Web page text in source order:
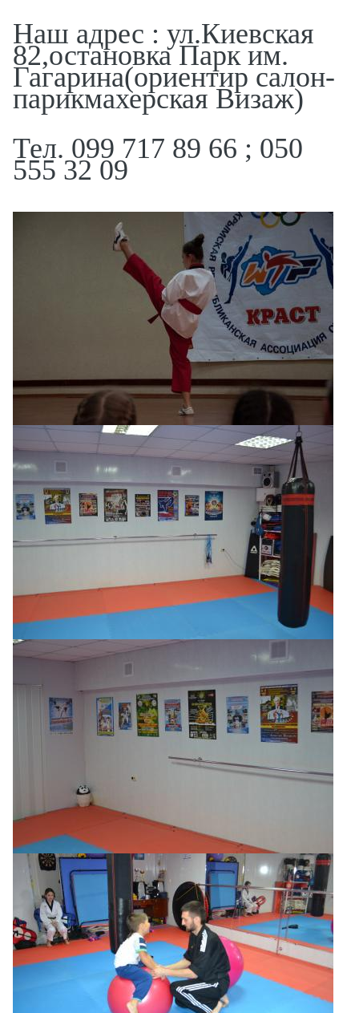
Наш адрес : ул.Киевская
82,остановка Парк им.
Гагарина(ориентир салон-
парикмахерская Визаж)
Тел. 099 717 89 66 ; 050
555 32 09